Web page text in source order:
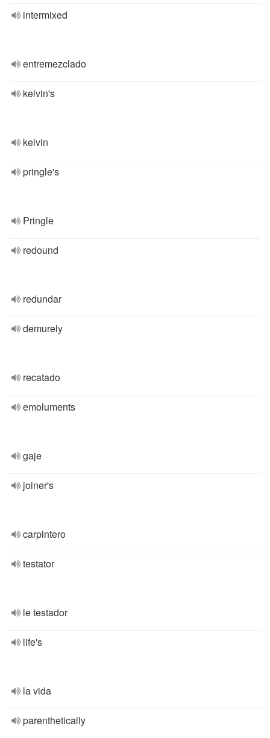
intermixed
entremezclado
kelvin's
kelvin
pringle's
Pringle
redound
redundar
demurely
recatado
emoluments
gaje
joiner's
carpintero
testator
le testador
life's
la vida
parenthetically